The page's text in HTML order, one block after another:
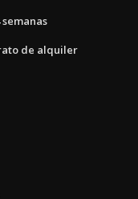
de alquiler